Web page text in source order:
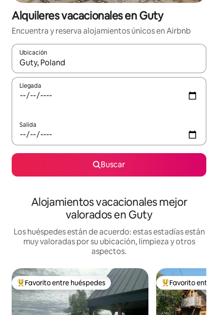
Alquileres vacacionales en Guty
Encuentra y reserva alojamientos únicos en Airbnb
Ubicación
Cuando los resultados estén disponibles, navega con las
Llegada
Salida
Buscar
Alojamientos vacacionales mejor
valorados en Guty
Los huéspedes están de acuerdo: estas estadías están
muy valoradas por su ubicación, limpieza y otros
aspectos.
Favorito entre huéspedes preferido
Favorito entre huéspedes Favorito entre
Favorito entre